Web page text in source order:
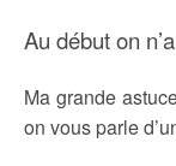
Au début on
Ma grande
on vous parle